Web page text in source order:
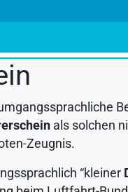
als solchen
Zeugnis.
“kleiner